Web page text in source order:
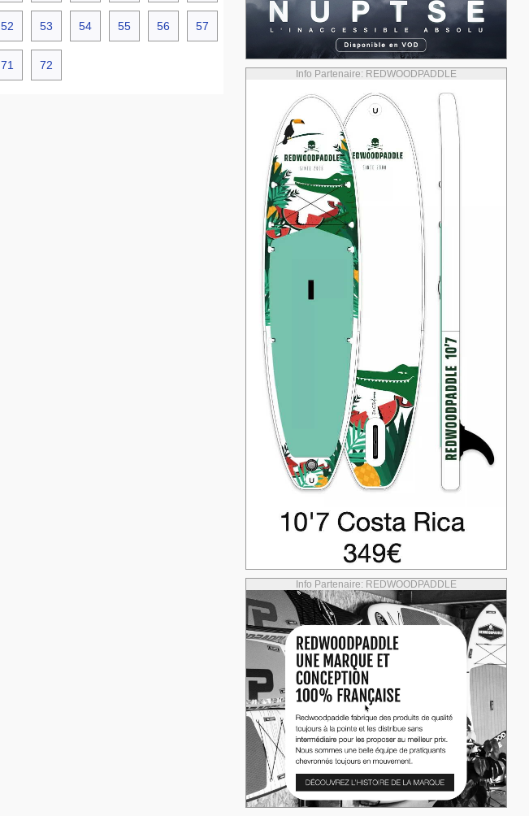
52 53 54 55 56 57
71 72
Info Partenaire: REDWOODPADDLE
Info Partenaire: REDWOODPADDLE